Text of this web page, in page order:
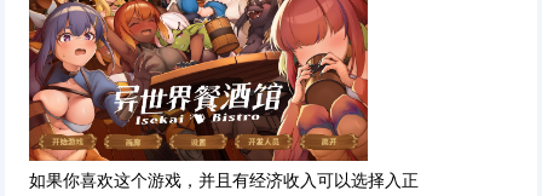
如果你喜欢这个游戏，并且有经济收入可以选择入正